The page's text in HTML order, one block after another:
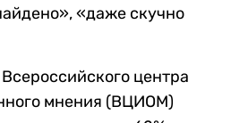
«даже скучно
центра
мнения (ВЦИОМ)